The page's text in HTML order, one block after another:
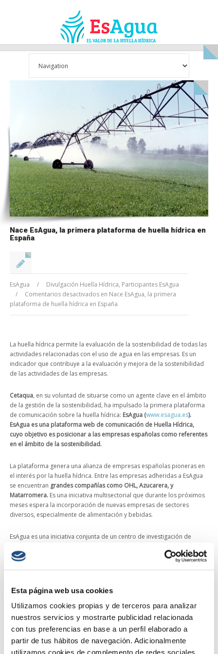
Esta página web usa cookies
Utilizamos cookies propias y de terceros para analizar
nuestros servicios y mostrarte publicidad relacionada
con tus preferencias en base a un perfil elaborado a
partir de tus hábitos de navegación. Adicionalmente
utilizamos cookies de complemento de redes sociales.
Nace EsAgua, la primera plataforma de huella hídrica en
España
EsAgua / Divulgación Huella Hídrica, Participantes EsAgua
/
Comentarios desactivados en Nace EsAgua, la primera
plataforma de huella hídrica en España
La huella hídrica permite la evaluación de la sostenibilidad de todas las
actividades relacionadas con el uso de agua en las empresas. Es un
indicador que contribuye a la evaluación y mejora de la sostenibilidad
de las actividades de las empresas.
Cetaqua, en su voluntad de situarse como un agente clave en el ámbito
de la gestión de la sostenibilidad, ha impulsado la primera plataforma
de comunicación sobre la huella hídrica: EsAgua (www.esagua.es).
EsAgua es una plataforma web de comunicación de Huella Hídrica,
cuyo objetivo es posicionar a las empresas españolas como referentes
en el ámbito de la sostenibilidad.
La plataforma genera una alianza de empresas españolas pioneras en
el interés por la huella hídrica. Entre las empresas adheridas a EsAgua
se encuentran grandes compañías como OHL, Azucarera, y
Matarromera. Es una iniciativa multisectorial que durante los próximos
meses espera la incorporación de nuevas empresas de sectores
diversos, especialmente de alimentación y bebidas.
EsAgua es una iniciativa conjunta de un centro de investigación de
hídrica a nivel mundial y que aporta la metodología del cálculo (Water
EsAgua permitirá consultar vía web de forma clara y rápida las
conclusiones y avances en materia de huella hídrica de las empresas
que forman parte de ella, así como las iniciativas que llevan a cabo
para mitigar su huella hídrica.
La plataforma permitirá a las empresas
compartir con sus grupos de interés y con la ciudadanía en general, su